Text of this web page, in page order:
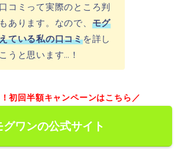
コミって実際のところ判
あります。なので、 モグ
ている私の口コミを詳し
うと思います…！
初回半額キャンペーンはこちら／
グワンの公式サイト